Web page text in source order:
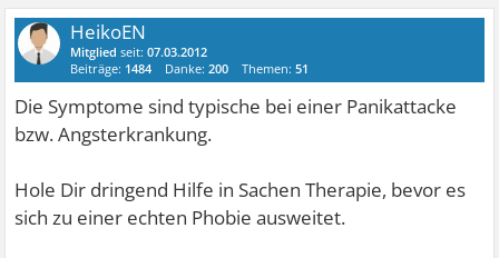
HeikoEN
Mitglied seit:07.03.2012
Beiträge: 1484 Danke:200 Themen:51
Die Symptome sind typische bei einer Panikattacke
bzw. Angsterkrankung.
Hole Dir dringend Hilfe in Sachen Therapie, bevor es
sich zu einer echten Phobie ausweitet.